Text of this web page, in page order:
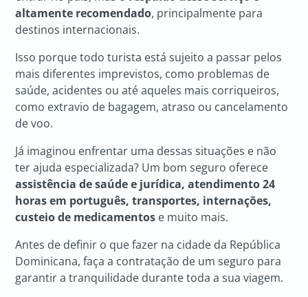
altamente recomendado, principalmente para
destinos internacionais.
Isso porque todo turista está sujeito a passar pelos
mais diferentes imprevistos, como problemas de
saúde, acidentes ou até aqueles mais corriqueiros,
como extravio de bagagem, atraso ou cancelamento
de voo.
Já imaginou enfrentar uma dessas situações e não
ter ajuda especializada? Um bom seguro oferece
assistência de saúde e jurídica, atendimento 24
horas em português, transportes, internações,
custeio de medicamentos e muito mais.
Antes de definir o que fazer na cidade da República
Dominicana, faça a contratação de um seguro para
garantir a tranquilidade durante toda a sua viagem.